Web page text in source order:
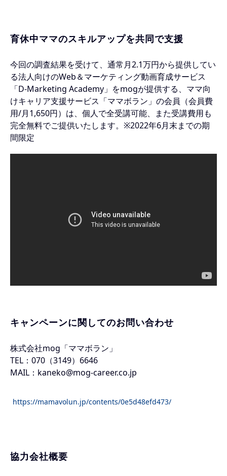
育休中ママのスキルアップを共同で支援
今回の調査結果を受けて、通常月2.1万円から提供してい
る法人向けのWeb＆マーケティング動画育成サービス
「D-Marketing Academy」をmogが提供する、ママ向
けキャリア支援サービス「ママボラン」の会員（会員費
用/月1,650円）は、個人で全受講可能、また受講費用も
完全無料でご提供いたします。※2022年6月末までの期
間限定
キャンペーンに関してのお問い合わせ
株式会社mog「ママボラン」
TEL：070（3149）6646
MAIL：kaneko@mog-career.co.jp
https://mamavolun.jp/contents/0e5d48efd473/
協力会社概要